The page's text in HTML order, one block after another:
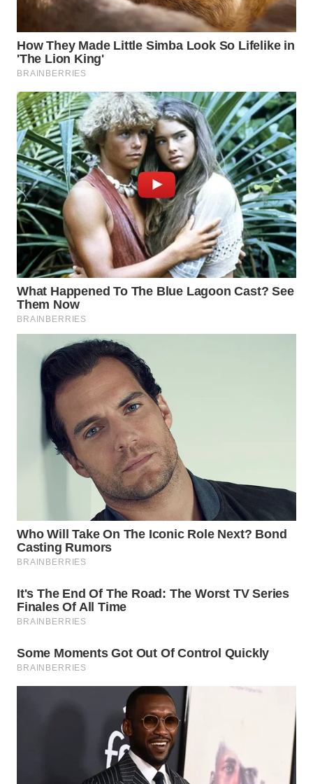
WN
WN
DANAU
WN
NIAS
WN
LANGKAT
WN
TAPANULI
SELATAN
WN
TANJUNG
LESUNG
WN
KARO
WN
SIMALUNGUN
LABUHANBATU
TAPANULI
TENGAH
SERDANG
TEBING
TINGGI